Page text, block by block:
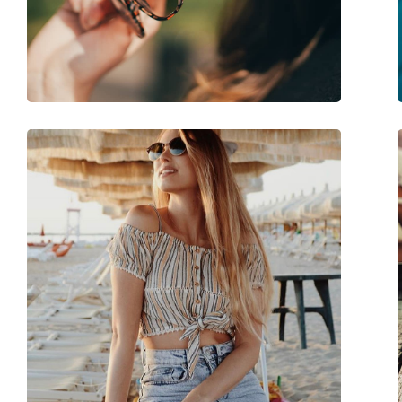
Greutate:
Pernițe reglabile pentru nas:
Accesorii
Suport:
Da
Lavetă pentru curățat:
Da
Altele
Sex:
Femei
Categorie:
Ochelari de soare
Brand:
Prada
Utilizare:
Modă
Cod:
0PR 07US U435O0